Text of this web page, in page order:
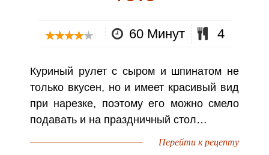
60 Минут 4
Куриный рулет с сыром и шпинатом не
только вкусен, но и имеет красивый вид
при нарезке, поэтому его можно смело
подавать и на праздничный стол…
Перейти к рецепту